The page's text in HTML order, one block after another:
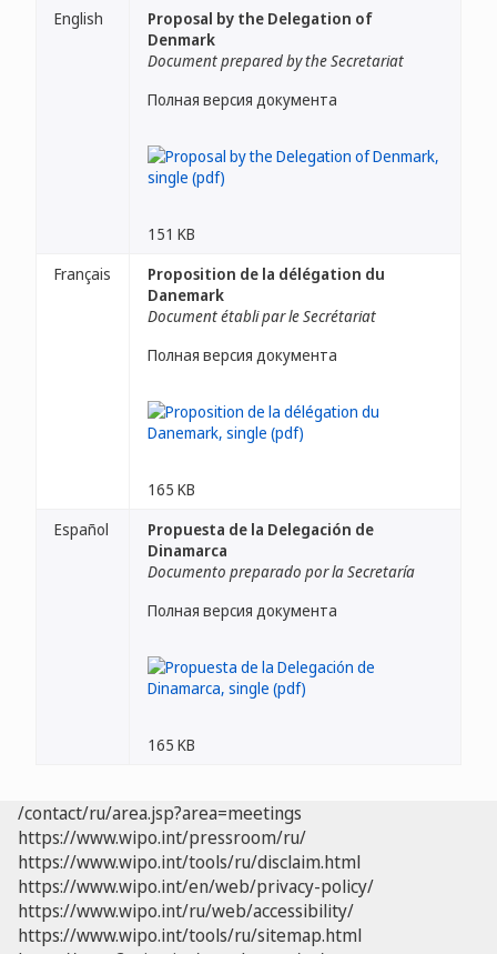
English
Proposal by the Delegation of
Denmark
Document prepared by the Secretariat
Полная версия документа
151 KB
Français
Proposition de la délégation du
Danemark
Document établi par le Secrétariat
Полная версия документа
165 KB
Español
Propuesta de la Delegación de
Dinamarca
Documento preparado por la Secretaría
Полная версия документа
165 KB
/contact/ru/area.jsp?area=meetings
https://www.wipo.int/pressroom/ru/
https://www.wipo.int/tools/ru/disclaim.html
https://www.wipo.int/en/web/privacy-policy/
https://www.wipo.int/ru/web/accessibility/
https://www.wipo.int/tools/ru/sitemap.html